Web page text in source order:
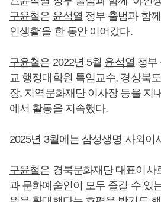
구윤철은 윤석열 정부 출범과 함
인생활’을 한 동안 이어갔다.
구윤철은 2022년 5월 윤석열 정부
교 행정대학원 특임교수, 경상북
장, 지역문화재단 이사장 등을 지
에서 활동을 지속했다.
2025년 3월에는 삼성생명 사외이
구윤철은 경북문화재단 대표이사
과 문화예술인이 모두 즐길 수 있